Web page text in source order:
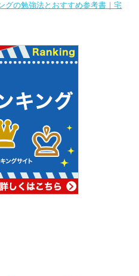
グの勉強法とおすすめ参考書｜宅